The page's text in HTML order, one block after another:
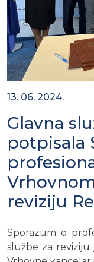
13. 06. 2024.
Glavna
potpisala
reviziju
Sporazum o
službe za reviziju